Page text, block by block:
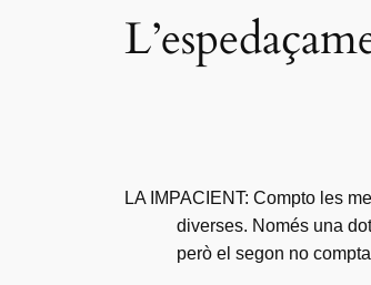
LA IMPACIENT: Compto les
diverses. Només una
però el segon no